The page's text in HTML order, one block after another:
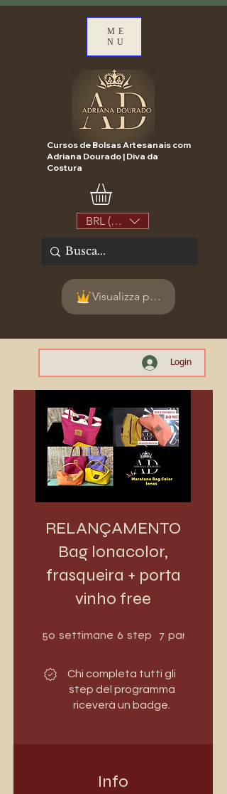
ME
NU
Cursos de Bolsas Artesanais com
Adriana Dourado | Diva da
Costura
BRL (R$)
Visualizza punti
Login
RELANÇAMENTO
Bag lonacolor,
frasqueira + porta
vinho free
50 settimane 50 settimane
6 step 6 step
7
Chi completa tutti gli
step del programma
riceverà un badge.
Info